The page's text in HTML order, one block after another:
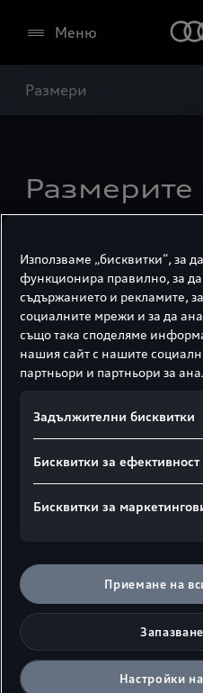
Меню
Размери
Размерите
Страничен изглед
1 Широчина на размера за раменете
Широчина на обема за лактите
3максимална височина над
Цифри в милиметри
Спецификация на
Използваме „бисквитки“, за
функционира правилно, за
съдържанието и рекламите,
социалните мрежи и за да
също така споделяме
нашия сайт с нашите
партньори и партньори за
Задължителни бисквитки
Бисквитки за ефективност
Бисквитки за
Приемане на
Настройки